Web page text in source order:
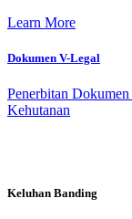
Learn More
Dokumen V-Legal
Penerbitan
Kehutanan
Keluhan Banding